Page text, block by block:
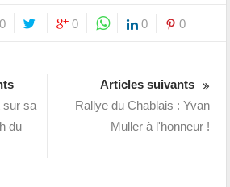
0 0 0 0
sur sa
du
Articles suivants
Rallye du Chablais : Yvan
Muller à l'honneur !